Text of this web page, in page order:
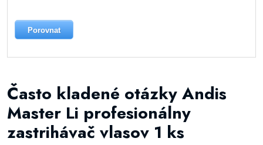
Porovnat
Často kladené otázky Andis
Master Li profesionálny
zastrihávač vlasov 1 ks